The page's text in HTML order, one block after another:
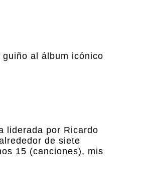
al álbum icónico
liderada por Ricardo
de siete
15 (canciones), mis